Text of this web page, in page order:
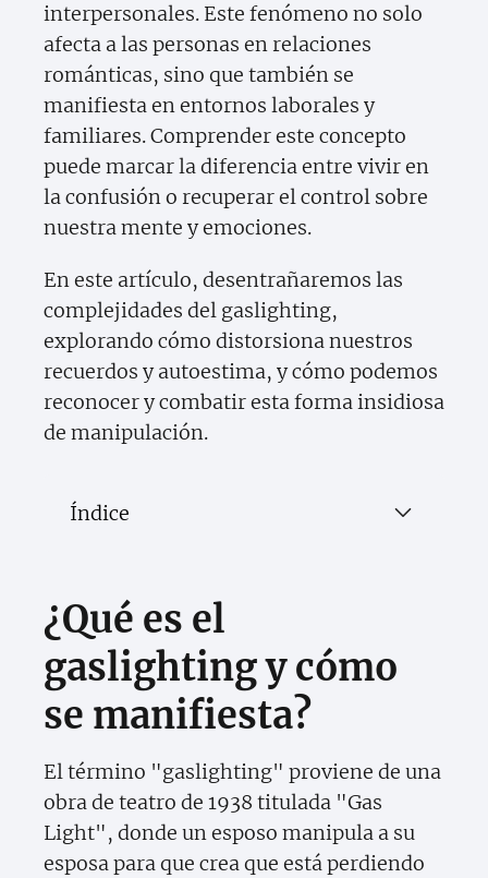
interpersonales. Este fenómeno no solo
afecta a las personas en relaciones
románticas, sino que también se
manifiesta en entornos laborales y
familiares. Comprender este concepto
puede marcar la diferencia entre vivir en
la confusión o recuperar el control sobre
nuestra mente y emociones.
En este artículo, desentrañaremos las
complejidades del gaslighting,
explorando cómo distorsiona nuestros
recuerdos y autoestima, y cómo podemos
reconocer y combatir esta forma insidiosa
de manipulación.
Índice
¿Qué es el
gaslighting y cómo
se manifiesta?
El término "gaslighting" proviene de una
obra de teatro de 1938 titulada "Gas
Light", donde un esposo manipula a su
esposa para que crea que está perdiendo